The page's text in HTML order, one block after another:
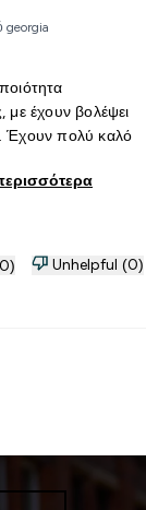
με έχουν βολέψει
Έχουν πολύ καλό
Unhelpful (0)